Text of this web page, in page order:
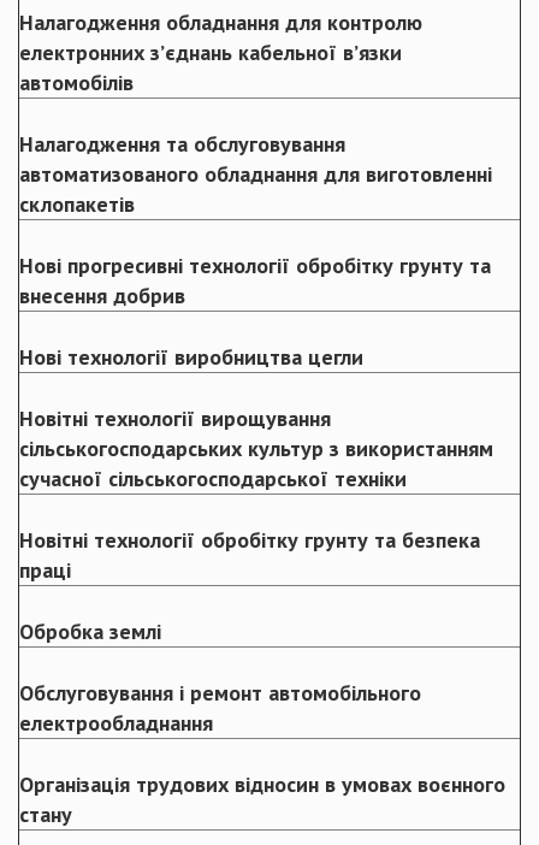
Налагодження обладнання для контролю
електронних з’єднань кабельної в’язки
автомобілів
Налагодження та обслуговування
автоматизованого обладнання для виготовленні
склопакетів
Нові прогресивні технології обробітку грунту та
внесення добрив
Нові технології виробництва цегли
Новітні технології вирощування
сільськогосподарських культур з використанням
сучасної сільськогосподарської техніки
Новітні технології обробітку грунту та безпека
праці
Обробка землі
Обслуговування і ремонт автомобільного
електрообладнання
Організація трудових відносин в умовах воєнного
стану